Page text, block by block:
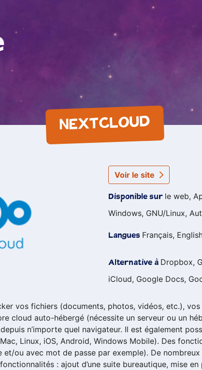
NEXTCLOUD
Voir le site
Disponible sur le web,
Windows, GNU/Linux,
Langues Français,
Alternative à Dropbox,
iCloud, Google Docs,
vos fichiers (documents, photos, vidéos, etc.),
cloud auto-hébergé (nécessite un serveur ou un
n’importe quel navigateur. Il est également
Linux, iOS, Android, Windows Mobile). Des
et/ou avec mot de passe par exemple). De
: ajout d’une suite bureautique, mise en